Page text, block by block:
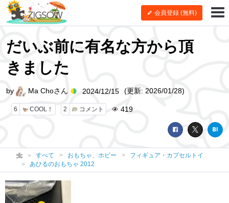
会員登録 (無料)
だいぶ前に有名な方から頂
きました
6 COOL！ 2 コメント 419
by Ma Choさん 2024/12/15 (更新: 2026/01/28)
すべて おもちゃ、ホビー
フィギュア・カプセルトイ
あひるのおもちゃ 2012